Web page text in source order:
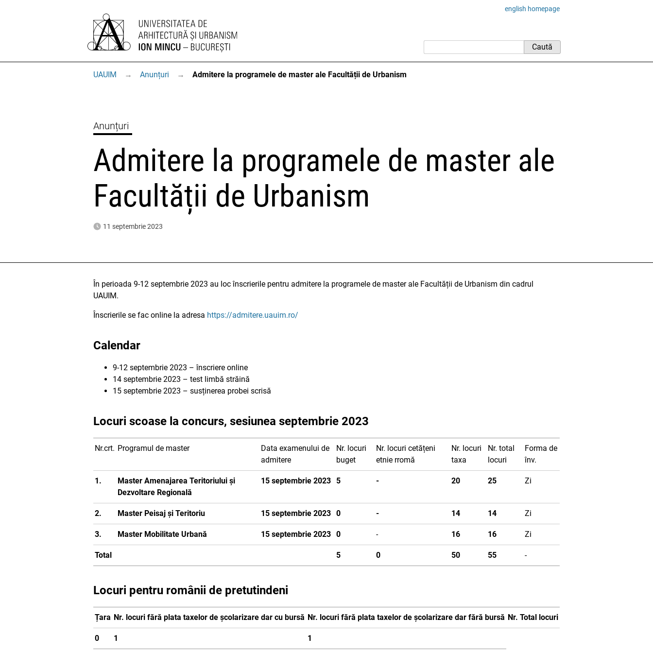
english homepage
UAUIM → Anunțuri → Admitere la programele de master ale Facultății de Urbanism
Anunțuri
Admitere la programele de master ale
Facultății de Urbanism
11 septembrie 2023
În perioada 9-12 septembrie 2023 au loc înscrierile pentru admitere la programele de master ale Facultății de Urbanism din cadrul
UAUIM.
Înscrierile se fac online la adresa https://admitere.uauim.ro/
Calendar
9-12 septembrie 2023 – înscriere online
14 septembrie 2023 – test limbă străină
15 septembrie 2023 – susținerea probei scrisă
Locuri scoase la concurs, sesiunea septembrie 2023
Nr.crt. Programul de master
Data examenului de
admitere
Nr. locuri
buget
Nr. locuri cetățeni
etnie rromă
Nr. locuri
taxa
Nr. total
locuri
Forma de
înv.
1.
Master Amenajarea Teritoriului și
Dezvoltare Regională
15 septembrie 2023 5 - 20 25 Zi
2. Master Peisaj și Teritoriu 15 septembrie 2023 0 - 14 14 Zi
3. Master Mobilitate Urbană 15 septembrie 2023 0 - 16 16 Zi
Total 5 0 50 55 -
Locuri pentru românii de pretutindeni
Țara Nr. locuri fără plata taxelor de școlarizare dar cu bursă Nr. locuri fără plata taxelor de școlarizare dar fără bursă Nr. Total locuri
0 1 1